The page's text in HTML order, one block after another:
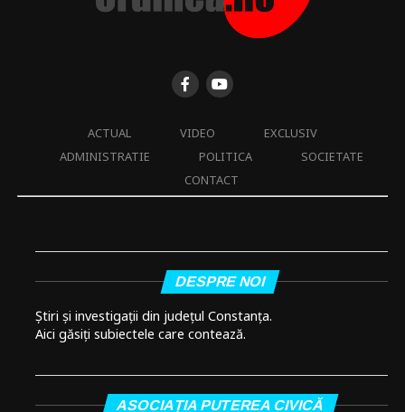
ACTUAL VIDEO
EXCLUSIV
ADMINISTRATIE
POLITICA
SOCIETATE
CONTACT
DESPRE NOI
Știri și investigații din județul Constanța.
Aici găsiți subiectele care contează.
ASOCIAȚIA PUTEREA CIVICĂ